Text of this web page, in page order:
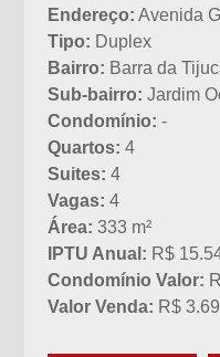
Endereço: Avenida
Tipo: Duplex
Bairro: Barra da
Sub-bairro: Jardim
Condomínio: -
Quartos: 4
Suites: 4
Vagas: 4
Área: 333 m²
IPTU Anual: R$
Condomínio Valor:
Valor Venda: R$